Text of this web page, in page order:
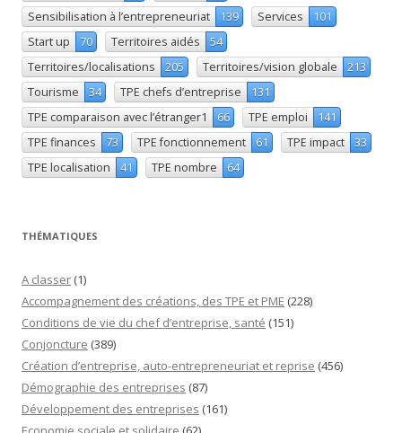
Sensibilisation à l’entrepreneuriat
139 Services
101
Start up
70 Territoires aidés
54
Territoires/localisations
205 Territoires/vision globale
213
Tourisme
34 TPE chefs d’entreprise
131
TPE comparaison avec l’étranger1
66 TPE emploi
141
TPE finances
73 TPE fonctionnement 61 TPE impact
33
TPE localisation
41 TPE nombre 64
THÉMATIQUES
A classer (1)
Accompagnement des créations, des TPE et PME (228)
Conditions de vie du chef d’entreprise, santé (151)
Conjoncture (389)
Création d’entreprise, auto-entrepreneuriat et reprise (456)
Démographie des entreprises (87)
Développement des entreprises (161)